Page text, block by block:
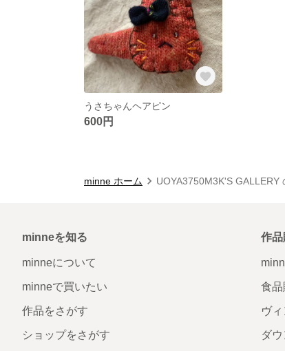
うさちゃんヘアピン
600円
minne ホーム UOYA3750M3K'S GALLERY
minneを知る
minneについて
minneで買いたい
作品をさがす
ショップをさがす
作品
食品
ヴ
ダ